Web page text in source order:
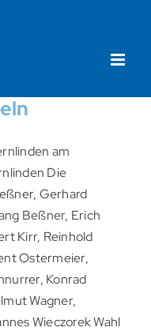
am
Die
Gerhard
Beßner, Erich
Kirr, Reinhold
Ostermeier,
Konrad
Wagner,
Wieczorek Wahl